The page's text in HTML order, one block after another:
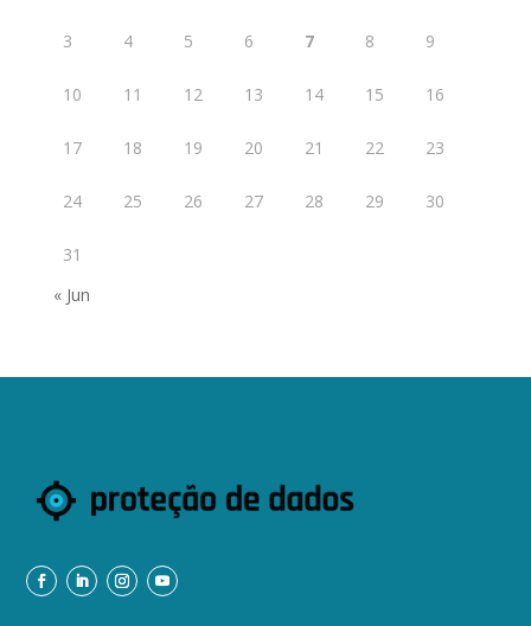
3 4 5 6 7 8 9
10 11 12 13 14 15 16
17 18 19 20 21 22 23
24 25 26 27 28 29 30
31
« Jun